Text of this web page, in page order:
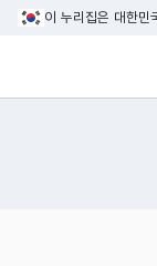
이 누리집은 대한민
방송미디